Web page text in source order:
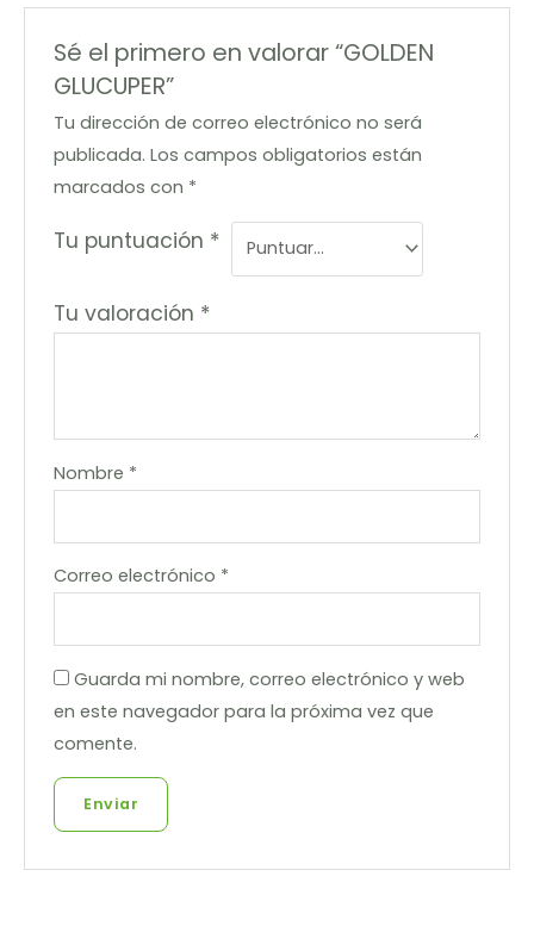
Sé el primero en valorar “GOLDEN
GLUCUPER”
Tu dirección de correo electrónico no será
publicada. Los campos obligatorios están
marcados con *
Tu puntuación *
Tu valoración *
Nombre *
Correo electrónico *
Guarda mi nombre, correo electrónico y web
en este navegador para la próxima vez que
comente.